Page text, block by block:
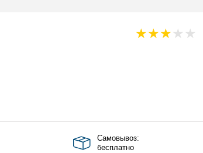
Самовывоз:
бесплатно